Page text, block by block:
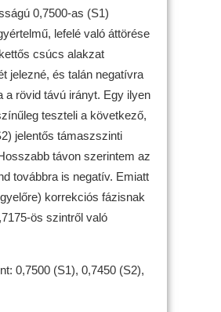
0,7500-as (S1)
lefelé való áttörése
csúcs alakzat
jelezné, és talán negatívra
a rövid távú irányt. Egy ilyen
teszteli a következő,
jelentős támaszszinti
távon szerintem az
továbbra is negatív. Emiatt
korrekciós fázisnak
ös szintről való
0,7500 (S1), 0,7450 (S2),